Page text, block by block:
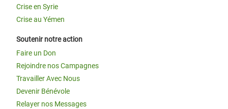
Crise en Syrie
Crise au Yémen
Soutenir notre action
Faire un Don
Rejoindre nos Campagnes
Travailler Avec Nous
Devenir Bénévole
Relayer nos Messages